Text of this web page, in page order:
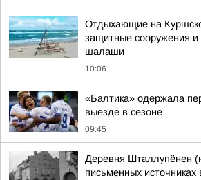
Отдыхающие на
защитные сооружения и
шалаши
10:06
«Балтика» одержала
выезде в сезоне
09:45
Деревня Шталлупёнен
письменных